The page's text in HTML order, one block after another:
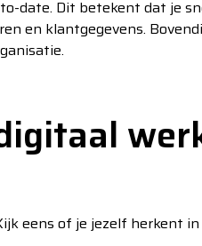
date. Dit betekent dat je
en klantgegevens.
eens of je jezelf herkent